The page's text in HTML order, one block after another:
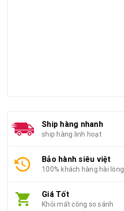
Ship hàng nhanh
ship hàng linh hoạt
Bảo hành siêu việt
100% khách hàng hài lòng
Giá Tốt
Khỏi mất công so sánh